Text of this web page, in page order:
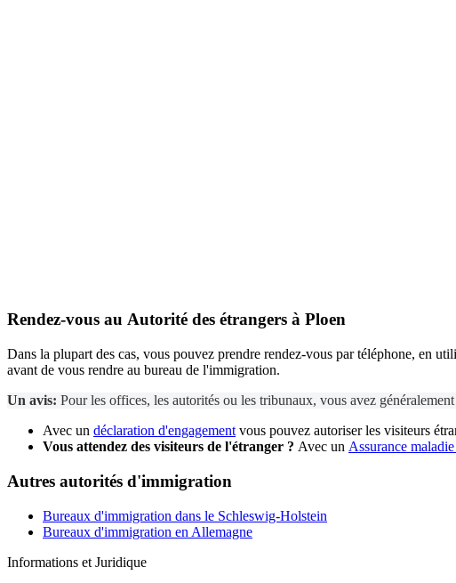
Rendez-vous au Autorité des étrangers à Ploen
Dans la plupart des cas, vous pouvez prendre rendez-vous par téléphone, en
avant de vous rendre au bureau de l'immigration.
Un avis: Pour les offices, les autorités ou les tribunaux, vous avez
Avec un déclaration d'engagement vous pouvez autoriser les visiteurs
Vous attendez des visiteurs de l'étranger ? Avec un Assurance
Autres autorités d'immigration
Bureaux d'immigration dans le Schleswig-Holstein
Bureaux d'immigration en Allemagne
Informations et Juridique